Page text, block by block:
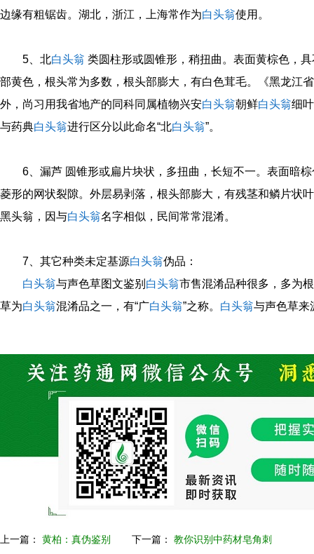
边缘有粗锯齿。湖北，浙江，上海常作为白头翁使用。
5、北白头翁 类圆柱形或圆锥形，稍扭曲。表面黄棕色，
部黄色，根头常为多数，根头部膨大，有白色茸毛。《黑龙江
外，尚习用我省地产的同科同属植物兴安白头翁朝鲜白头翁细叶
与药典白头翁进行区分以此命名“北白头翁”。
6、漏芦 圆锥形或扁片块状，多扭曲，长短不一。表面暗
菱形的网状裂隙。外层易剥落，根头部膨大，有残茎和鳞片状
黑头翁，因与白头翁名字相似，民间常常混淆。
7、其它种类未定基源白头翁伪品：
白头翁与声色草图文鉴别 白头翁市售混淆品种很多，多为
草为白头翁混淆品之一，有“广白头翁”之称。 白头翁与声色草来
上一篇： 黄柏：真伪鉴别 下一篇： 教你识别中药材皂角刺